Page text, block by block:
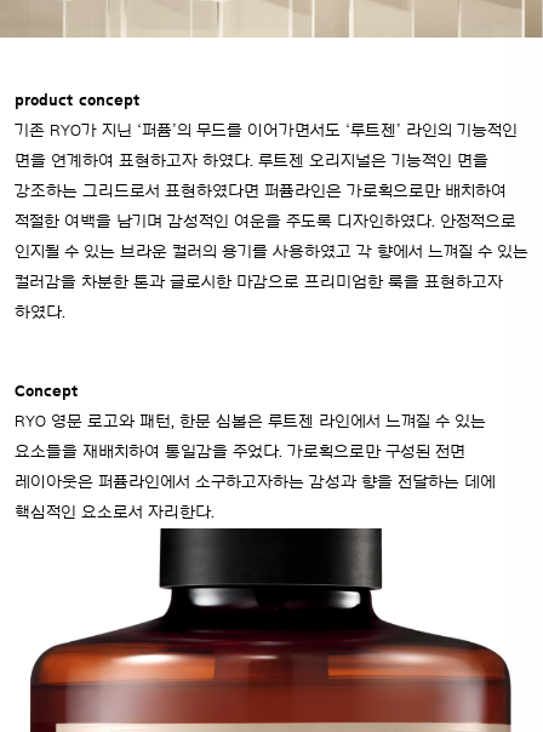
product concept
기존 RYO가 지닌 ‘퍼퓸’의 무드를 이어가면서도 ‘루트젠’ 라인의 기능적인
면을 연계하여 표현하고자 하였다. 루트젠 오리지널은 기능적인 면을
강조하는 그리드로서 표현하였다면 퍼퓸라인은 가로획으로만 배치하여
적절한 여백을 남기며 감성적인 여운을 주도록 디자인하였다. 안정적으로
인지될 수 있는 브라운 컬러의 용기를 사용하였고 각 향에서 느껴질 수 있는
컬러감을 차분한 톤과 글로시한 마감으로 프리미엄한 룩을 표현하고자
하였다.
Concept
RYO 영문 로고와 패턴, 한문 심볼은 루트젠 라인에서 느껴질 수 있는
요소들을 재배치하여 통일감을 주었다. 가로획으로만 구성된 전면
레이아웃은 퍼퓸라인에서 소구하고자하는 감성과 향을 전달하는 데에
핵심적인 요소로서 자리한다.